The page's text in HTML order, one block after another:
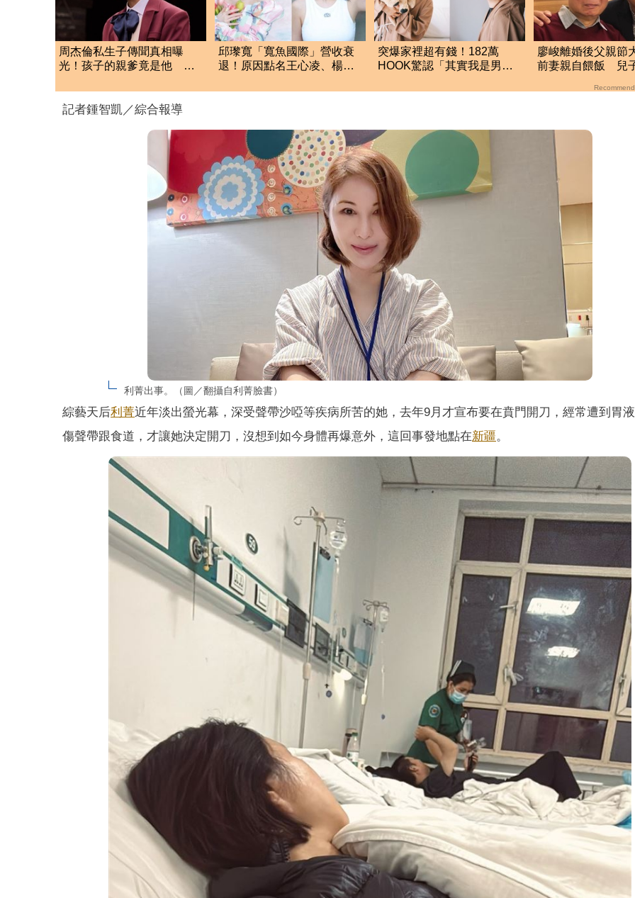
周杰倫私生子傳聞真相曝
光！孩子的親爹竟是他 劉
邱瓈寬「寬魚國際」營收衰
退！原因點名王心凌、楊丞
突爆家裡超有錢！182萬
HOOK驚認「其實我是男
廖峻離婚後父親節
前妻親自餵飯 兒
記者鍾智凱／綜合報導
利菁出事。（圖／翻攝自利菁臉書）
綜藝天后利菁近年淡出螢光幕，深受聲帶沙啞等疾病所苦的她，去年9月才宣布要在賁門開刀，經常遭到胃
傷聲帶跟食道，才讓她決定開刀，沒想到如今身體再爆意外，這回事發地點在新疆。